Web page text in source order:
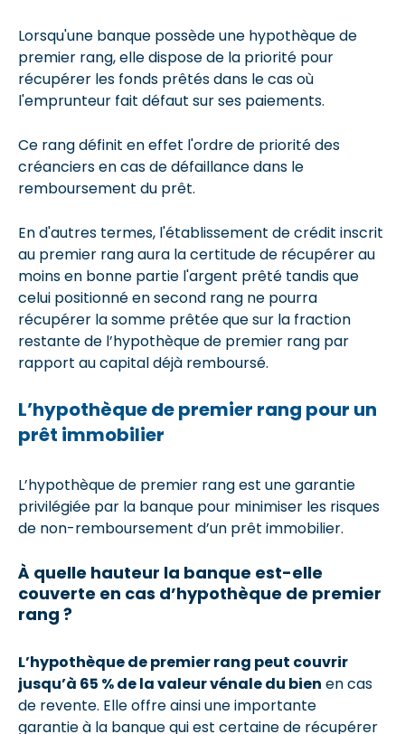
Lorsqu'une banque possède une hypothèque de
premier rang, elle dispose de la priorité pour
récupérer les fonds prêtés dans le cas où
l'emprunteur fait défaut sur ses paiements.
Ce rang définit en effet l'ordre de priorité des
créanciers en cas de défaillance dans le
remboursement du prêt.
En d'autres termes, l'établissement de crédit inscrit
au premier rang aura la certitude de récupérer au
moins en bonne partie l'argent prêté tandis que
celui positionné en second rang ne pourra
récupérer la somme prêtée que sur la fraction
restante de l’hypothèque de premier rang par
rapport au capital déjà remboursé.
L’hypothèque de premier rang pour un
prêt immobilier
L’hypothèque de premier rang est une garantie
privilégiée par la banque pour minimiser les risques
de non-remboursement d’un prêt immobilier.
À quelle hauteur la banque est-elle
couverte en cas d’hypothèque de premier
rang ?
L’hypothèque de premier rang peut couvrir
jusqu’à 65 % de la valeur vénale du bien en cas
de revente. Elle offre ainsi une importante
garantie à la banque qui est certaine de récupérer